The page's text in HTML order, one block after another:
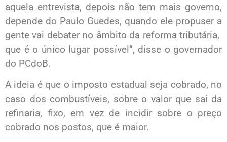
aquela entrevista, depois não tem mais governo,
depende do Paulo Guedes, quando ele propuser a
gente vai debater no âmbito da reforma tributária,
que é o único lugar possível”, disse o governador
do PCdoB.
A ideia é que o imposto estadual seja cobrado, no
caso dos combustíveis, sobre o valor que sai da
refinaria, fixo, em vez de incidir sobre o preço
cobrado nos postos, que é maior.